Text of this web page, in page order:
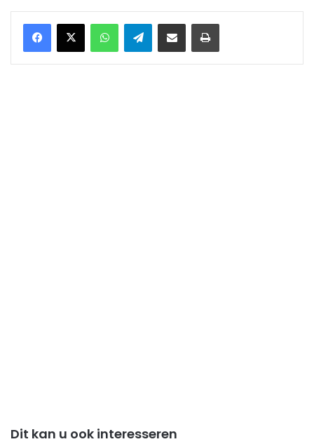
WhatsAppTelegramDelen via Email Print
Dit kan u ook interesseren